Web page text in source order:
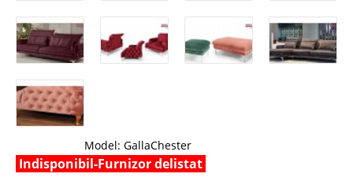
Model: GallaChester
Indisponibil-Furnizor delistat